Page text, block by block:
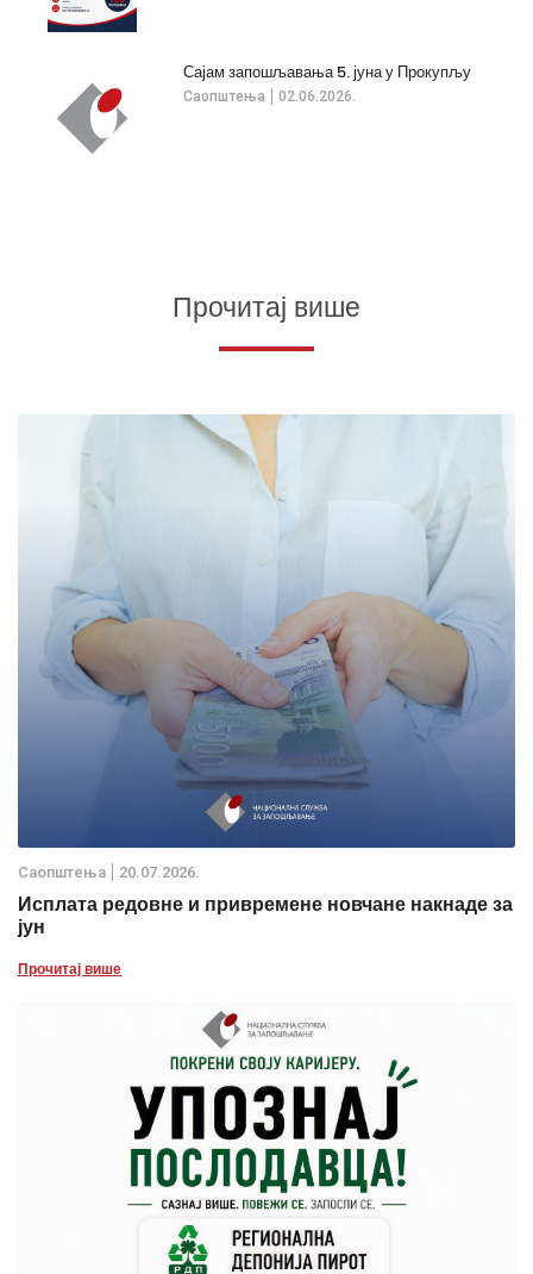
Саопштења 02.06.2026.
Сајам запошљавања 5. јуна у Прокупљу
Прочитај више
Саопштења 20.07.2026.
Исплата редовне и привремене новчане накнаде за
јун
Прочитај више